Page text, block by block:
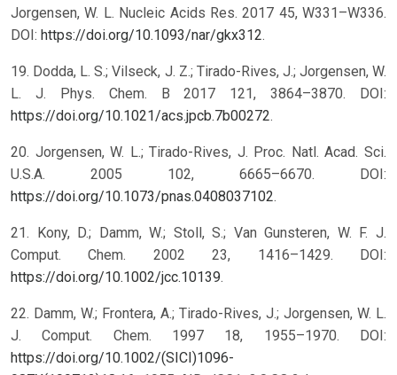
Jorgensen, W. L. Nucleic Acids Res. 2017 45, W331–W336.
DOI: https://doi.org/10.1093/nar/gkx312.
19. Dodda, L. S.; Vilseck, J. Z.; Tirado-Rives, J.; Jorgensen, W.
L. J. Phys. Chem. B 2017 121, 3864–3870. DOI:
https://doi.org/10.1021/acs.jpcb.7b00272.
20. Jorgensen, W. L.; Tirado-Rives, J. Proc. Natl. Acad. Sci.
U.S.A. 2005 102, 6665–6670. DOI:
https://doi.org/10.1073/pnas.0408037102.
21. Kony, D.; Damm, W.; Stoll, S.; Van Gunsteren, W. F. J.
Comput. Chem. 2002 23, 1416–1429. DOI:
https://doi.org/10.1002/jcc.10139.
22. Damm, W.; Frontera, A.; Tirado-Rives, J.; Jorgensen, W. L.
J. Comput. Chem. 1997 18, 1955–1970. DOI:
https://doi.org/10.1002/(SICI)1096-